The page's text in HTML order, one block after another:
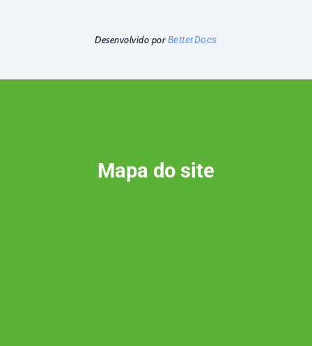
Desenvolvido porBetterDocs
Mapa do site